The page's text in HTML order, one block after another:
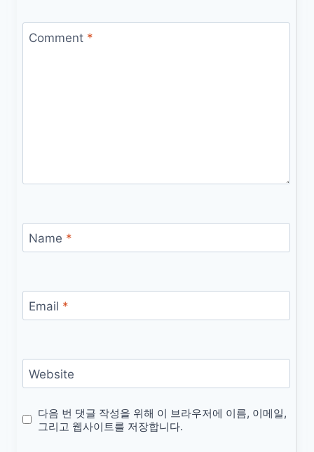
Comment *
Name *
Email *
Website
다음 번 댓글 작성을 위해 이 브라우저에 이름, 이메일,
그리고 웹사이트를 저장합니다.